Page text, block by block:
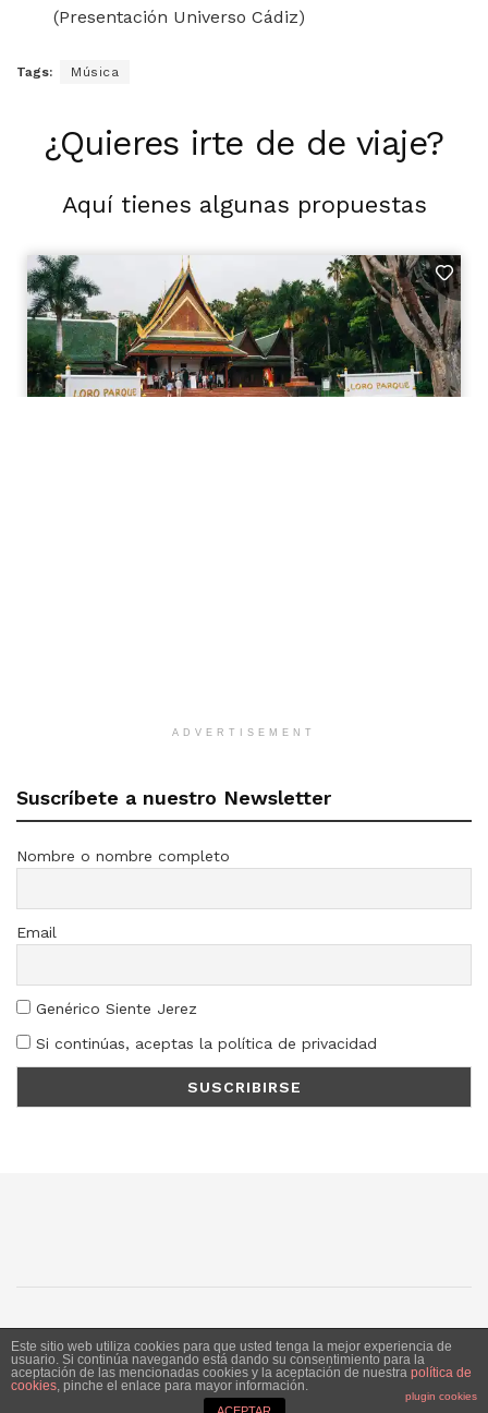
(Presentación Universo Cádiz)
Tags: Música
¿Quieres irte de de viaje?
Aquí tienes algunas propuestas
ADVERTISEMENT
Suscríbete a nuestro Newsletter
Nombre o nombre completo
Email
Genérico Siente Jerez
Si continúas, aceptas la política de privacidad
Siente Jerez 2020. Publicación bajo licencia CC
Este sitio web utiliza cookies para que usted tenga la mejor experiencia de
usuario. Si continúa navegando está dando su consentimiento para la
aceptación de las mencionadas cookies y la aceptación de nuestra política de
cookies, pinche el enlace para mayor información.
plugin cookies